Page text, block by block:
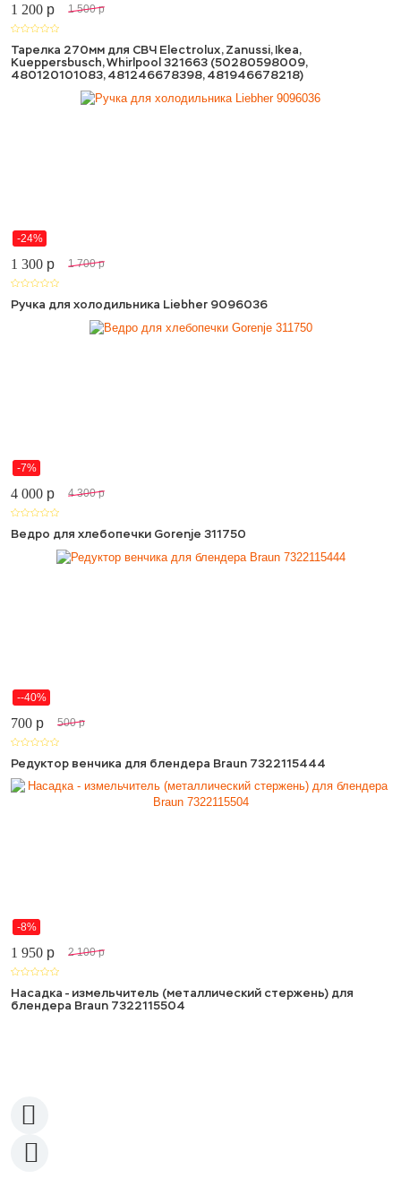
1 200 p 1 500 p
Тарелка 270мм для СВЧ Electrolux, Zanussi, Ikea,
Kueppersbusch, Whirlpool 321663 (50280598009,
480120101083, 481246678398, 481946678218)
-24%
1 300 p 1 700 p
Ручка для холодильника Liebher 9096036
-7%
4 000 p 4 300 p
Ведро для хлебопечки Gorenje 311750
--40%
700 p 500 p
Редуктор венчика для блендера Braun 7322115444
-8%
1 950 p 2 100 p
Насадка - измельчитель (металлический стержень) для
блендера Braun 7322115504